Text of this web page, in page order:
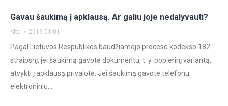
Gavau šaukimą į apklausą. Ar galiu joje nedalyvauti?
Kita 2019 03 01
Pagal Lietuvos Respublikos baudžiamojo proceso kodekso 182
straipsnį, jei šaukimą gavote dokumentu, t. y. popierinį variantą,
atvykti į apklausą privalote. Jei šaukimą gavote telefonu,
elektroniniu…